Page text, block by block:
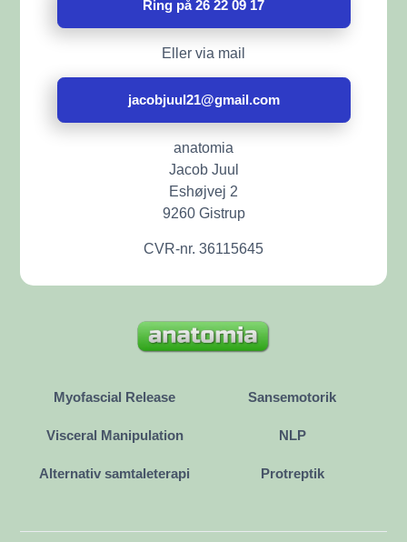
Ring på 26 22 09 17
Eller via mail
jacobjuul21@gmail.com
anatomia
Jacob Juul
Eshøjvej 2
9260 Gistrup
CVR-nr. 36115645
Myofascial Release
Visceral Manipulation
Alternativ samtaleterapi
Sansemotorik
NLP
Protreptik